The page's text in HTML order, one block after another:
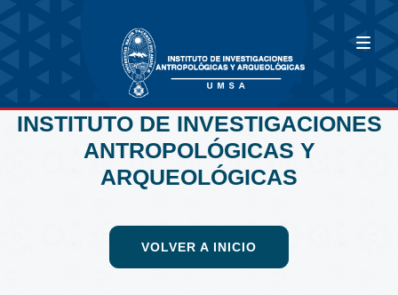
INSTITUTO DE INVESTIGACIONES
ANTROPOLÓGICAS Y
ARQUEOLÓGICAS
VOLVER A INICIO